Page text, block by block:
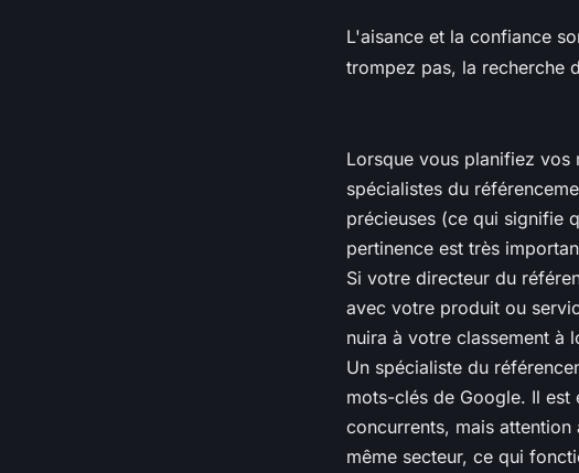
L'aisance et la confiance
trompez pas, la recherche
Lorsque vous planifiez vos
spécialistes du
précieuses (ce qui signifie
pertinence est très
Si votre directeur du
avec votre produit ou
nuira à votre classement à
Un spécialiste du
mots-clés de Google. Il est
concurrents, mais attention
même secteur, ce qui